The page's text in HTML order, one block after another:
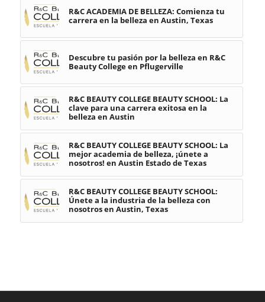
R&C ACADEMIA DE BELLEZA: Comienza tu
carrera en la belleza en Austin, Texas
Descubre tu pasión por la belleza en R&C
Beauty College en Pflugerville
R&C BEAUTY COLLEGE BEAUTY SCHOOL: La
clave para una carrera exitosa en la
belleza en Austin
R&C BEAUTY COLLEGE BEAUTY SCHOOL: La
mejor academia de belleza, ¡únete a
nosotros! en Austin Estado de Texas
R&C BEAUTY COLLEGE BEAUTY SCHOOL:
Únete a la industria de la belleza con
nosotros en Austin, Texas